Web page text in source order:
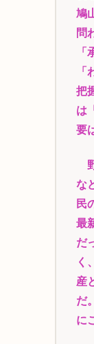
鳩
問
「
把
は
要
な
民
最
だ
く
産
だ
に